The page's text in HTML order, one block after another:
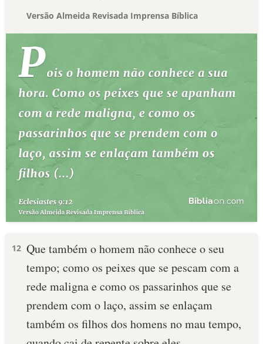
Versão Almeida Revisada Imprensa Bíblica
12 Que também o homem não conhece o seu
tempo; como os peixes que se pescam com a
rede maligna e como os passarinhos que se
prendem com o laço, assim se enlaçam
também os filhos dos homens no mau tempo,